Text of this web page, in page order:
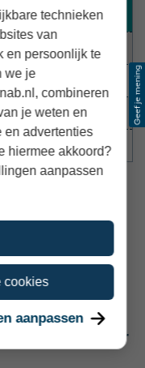
24%
krijgt voel je
door
technieken
van
en persoonlijk te
we je
combineren
je weten en
en advertenties
hiermee akkoord?
aanpassen
cookies
aanpassen